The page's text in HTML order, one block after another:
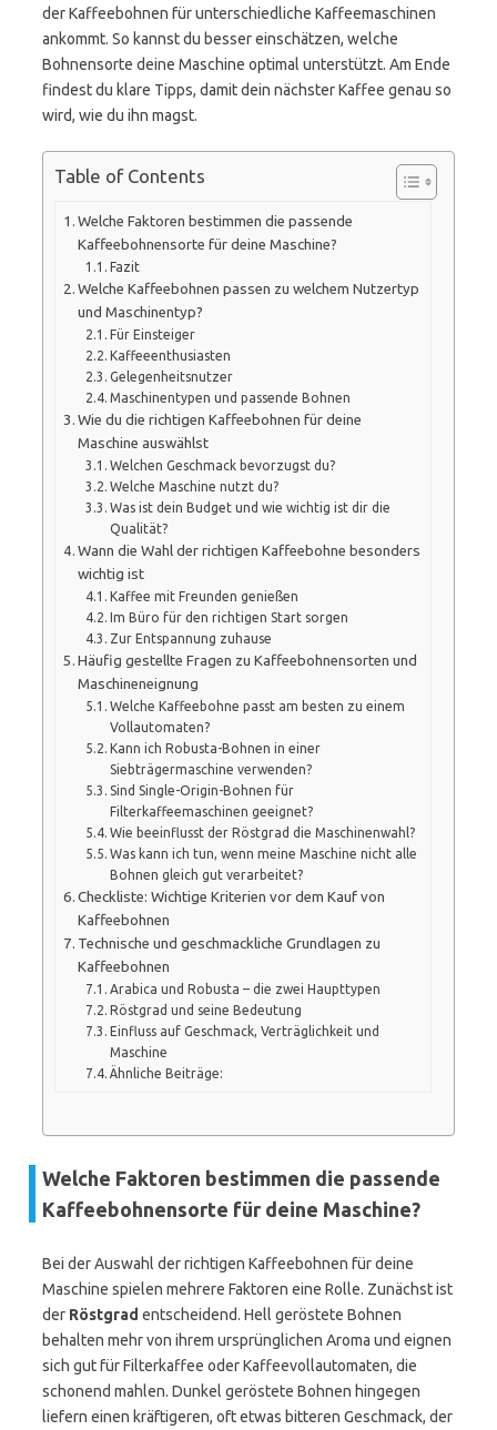
der Kaffeebohnen für unterschiedliche Kaffeemaschinen
ankommt. So kannst du besser einschätzen, welche
Bohnensorte deine Maschine optimal unterstützt. Am Ende
findest du klare Tipps, damit dein nächster Kaffee genau so
wird, wie du ihn magst.
Table of Contents
Welche Faktoren bestimmen die passende
Kaffeebohnensorte für deine Maschine?
Fazit
Welche Kaffeebohnen passen zu welchem Nutzertyp
und Maschinentyp?
Für Einsteiger
Kaffeeenthusiasten
Gelegenheitsnutzer
Maschinentypen und passende Bohnen
Wie du die richtigen Kaffeebohnen für deine
Maschine auswählst
Welchen Geschmack bevorzugst du?
Welche Maschine nutzt du?
Was ist dein Budget und wie wichtig ist dir die
Qualität?
Wann die Wahl der richtigen Kaffeebohne besonders
wichtig ist
Kaffee mit Freunden genießen
Im Büro für den richtigen Start sorgen
Zur Entspannung zuhause
Häufig gestellte Fragen zu Kaffeebohnensorten und
Maschineneignung
Welche Kaffeebohne passt am besten zu einem
Vollautomaten?
Kann ich Robusta-Bohnen in einer
Siebträgermaschine verwenden?
Sind Single-Origin-Bohnen für
Filterkaffeemaschinen geeignet?
Wie beeinflusst der Röstgrad die Maschinenwahl?
Was kann ich tun, wenn meine Maschine nicht alle
Bohnen gleich gut verarbeitet?
Checkliste: Wichtige Kriterien vor dem Kauf von
Kaffeebohnen
Technische und geschmackliche Grundlagen zu
Kaffeebohnen
Arabica und Robusta – die zwei Haupttypen
Röstgrad und seine Bedeutung
Einfluss auf Geschmack, Verträglichkeit und
Maschine
Ähnliche Beiträge:
Welche Faktoren bestimmen die passende
Kaffeebohnensorte für deine Maschine?
Bei der Auswahl der richtigen Kaffeebohnen für deine
Maschine spielen mehrere Faktoren eine Rolle. Zunächst ist
der Röstgrad entscheidend. Hell geröstete Bohnen
behalten mehr von ihrem ursprünglichen Aroma und eignen
sich gut für Filterkaffee oder Kaffeevollautomaten, die
schonend mahlen. Dunkel geröstete Bohnen hingegen
liefern einen kräftigeren, oft etwas bitteren Geschmack, der